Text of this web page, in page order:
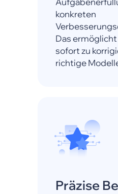
konkreten
Das
sofort zu
richtige
Präzise